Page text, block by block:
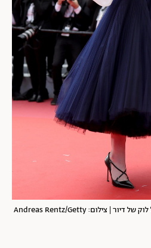
לא פחות משלמות, אל פנינג בטוטל לוק של דיור | צילום: Andreas Rentz/Getty